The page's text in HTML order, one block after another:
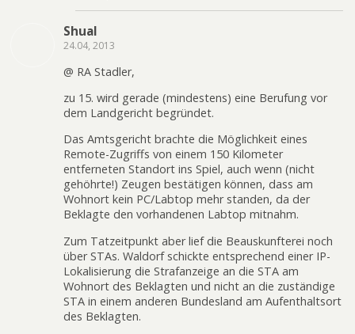
Shual
24.04, 2013
@ RA Stadler,
zu 15. wird gerade (mindestens) eine Berufung vor
dem Landgericht begründet.
Das Amtsgericht brachte die Möglichkeit eines
Remote-Zugriffs von einem 150 Kilometer
entferneten Standort ins Spiel, auch wenn (nicht
gehöhrte!) Zeugen bestätigen können, dass am
Wohnort kein PC/Labtop mehr standen, da der
Beklagte den vorhandenen Labtop mitnahm.
Zum Tatzeitpunkt aber lief die Beauskunfterei noch
über STAs. Waldorf schickte entsprechend einer IP-
Lokalisierung die Strafanzeige an die STA am
Wohnort des Beklagten und nicht an die zuständige
STA in einem anderen Bundesland am Aufenthaltsort
des Beklagten.